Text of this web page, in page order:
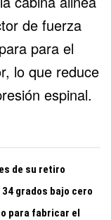
de fuerza
para el
lo que reduce
espinal.
de su retiro
grados bajo cero
para fabricar el